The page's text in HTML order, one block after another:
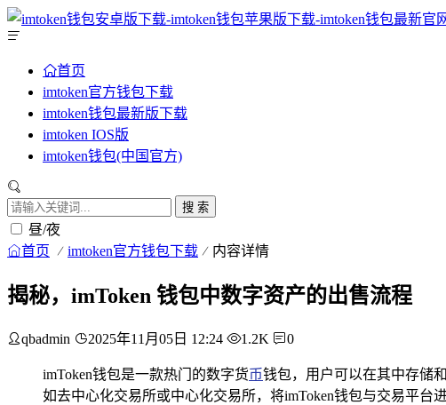
首页
imtoken官方钱包下载
imtoken钱包最新版下载
imtoken IOS版
imtoken钱包(中国官方)
搜 索
昼/夜
首页 imtoken官方钱包下载 内容详情
揭秘，imToken 钱包中数字资产的出售流程
qbadmin 2025年11月05日 12:24 1.2K 0
imToken钱包是一款热门的数字货币钱包，用户可以在其中存储
如去中心化交易所或中心化交易所，将imToken钱包与交易平